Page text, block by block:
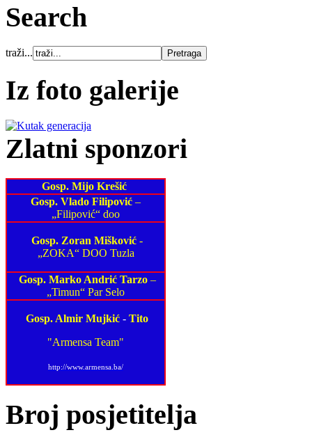
Search
traži...
Iz foto galerije
Zlatni sponzori
Gosp. Mijo Krešić
Gosp. Vlado Filipović –
„Filipović“ doo
Gosp. Zoran Mišković -
„ZOKA“ DOO Tuzla
Gosp. Marko Andrić Tarzo–
„Timun“ Par Selo
Gosp. Almir Mujkić - Tito
"Armensa Team"
http://www.armensa.ba/
Broj posjetitelja